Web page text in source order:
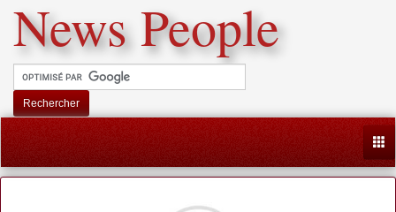
News People
Rechercher